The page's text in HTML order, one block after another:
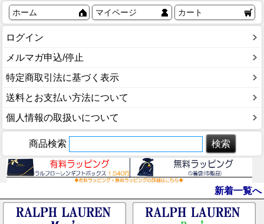
ホーム マイページ カート
ログイン
メルマガ申込/停止
特定商取引法に基づく表示
送料とお支払い方法について
個人情報の取扱いについて
商品検索
新着一覧へ